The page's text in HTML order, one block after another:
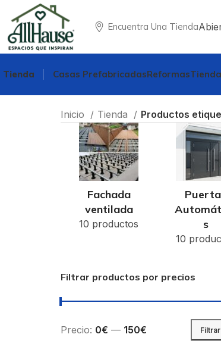
Encuentra Una Tienda
Tienda Casas PrefabricadasReformasTienda
Inicio Tienda Productos
Fachada
ventilada
10 productos
s
10
Filtrar productos por precios
Filtrar
Precio: 0€ — 150€